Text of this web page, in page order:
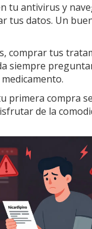
tu antivirus y
tus datos. Un
comprar tus
siempre
primera compra
de la